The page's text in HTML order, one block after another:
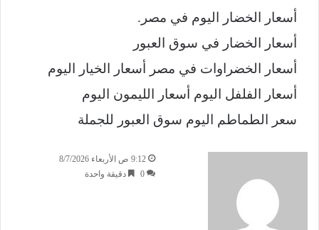
أسعار الخضار اليوم في مصر.
أسعار الخضار في سوق العبور
أسعار الخضراوات في مصر
أسعار الخيار اليوم
أسعار الفلفل اليوم أسعار الليمون اليوم
سعر الطماطم اليوم سوق العبور للجملة
9:12 ص الأربعاء 8/7/2026
0
دقيقة واحدة